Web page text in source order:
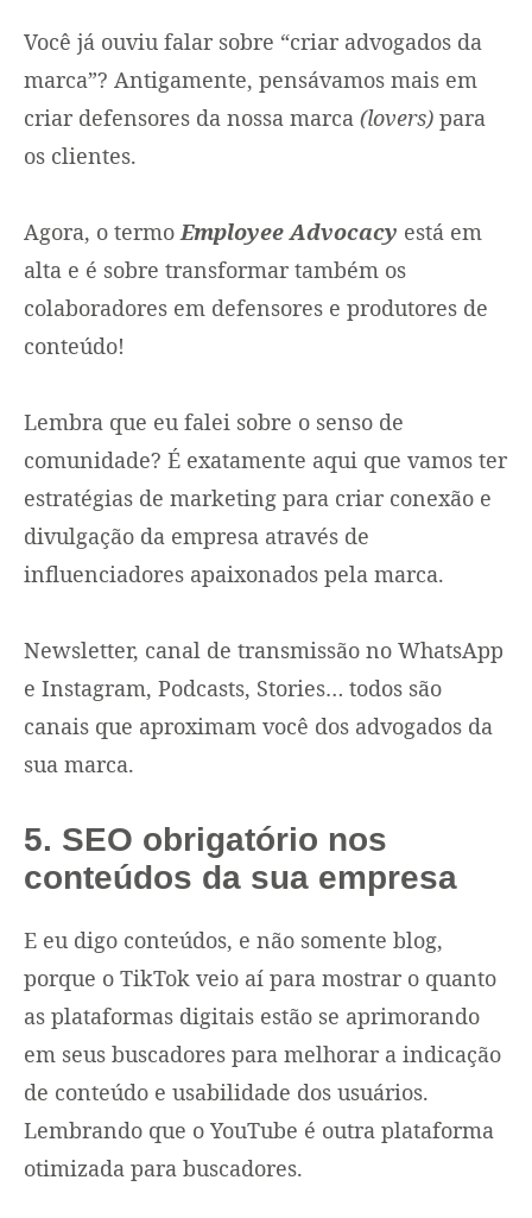
Você já ouviu falar sobre “criar advogados da
marca”? Antigamente, pensávamos mais em
criar defensores da nossa marca (lovers) para
os clientes.
Agora, o termoEmployee Advocacy está em
alta e é sobre transformar também os
colaboradores em defensores e produtores de
conteúdo!
Lembra que eu falei sobre o senso de
comunidade? É exatamente aqui que vamos ter
estratégias de marketing para criar conexão e
divulgação da empresa através de
influenciadores apaixonados pela marca.
Newsletter, canal de transmissão no WhatsApp
e Instagram, Podcasts, Stories… todos são
canais que aproximam você dos advogados da
sua marca.
5. SEO obrigatório nos
conteúdos da sua empresa
E eu digo conteúdos, e não somente blog,
porque o TikTok veio aí para mostrar o quanto
as plataformas digitais estão se aprimorando
em seus buscadores para melhorar a indicação
de conteúdo e usabilidade dos usuários.
Lembrando que o YouTube é outra plataforma
otimizada para buscadores.